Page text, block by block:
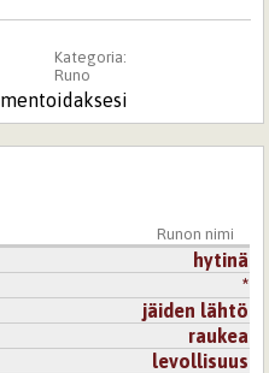
Kategoria:
Runo
Runon nimi
hytinä
*
jäiden lähtö
raukea
levollisuus